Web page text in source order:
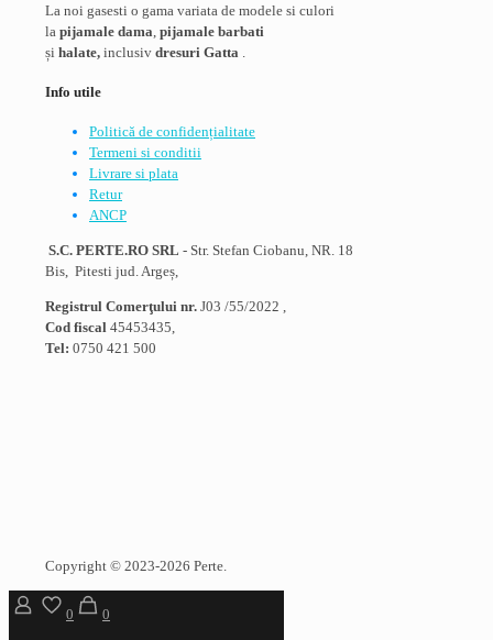
fi
alese
în
La noi gasesti o gama variata de modele si culori
la pijamale dama pijamale barbati
și halate, inclusiv dresuri Gatta
Info utile
Politică de confidențialitate
Termeni si conditii
Livrare si plata
Retur
ANCP
S.C. PERTE.RO SRL - Str. Stefan Ciobanu, NR. 18
Bis, Pitesti jud. Argeș,
Registrul Comerţului nr. J03 /55/2022 ,
Cod fiscal 45453435,
Tel: 0750 421 500
Copyright © 2023-2026 Perte.
0 0